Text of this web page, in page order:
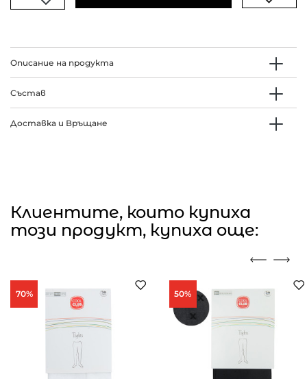
Описание на продукта
Състав
Доставка и Връщане
Клиентите, които купиха
този продукт, купиха още:
70% 50%